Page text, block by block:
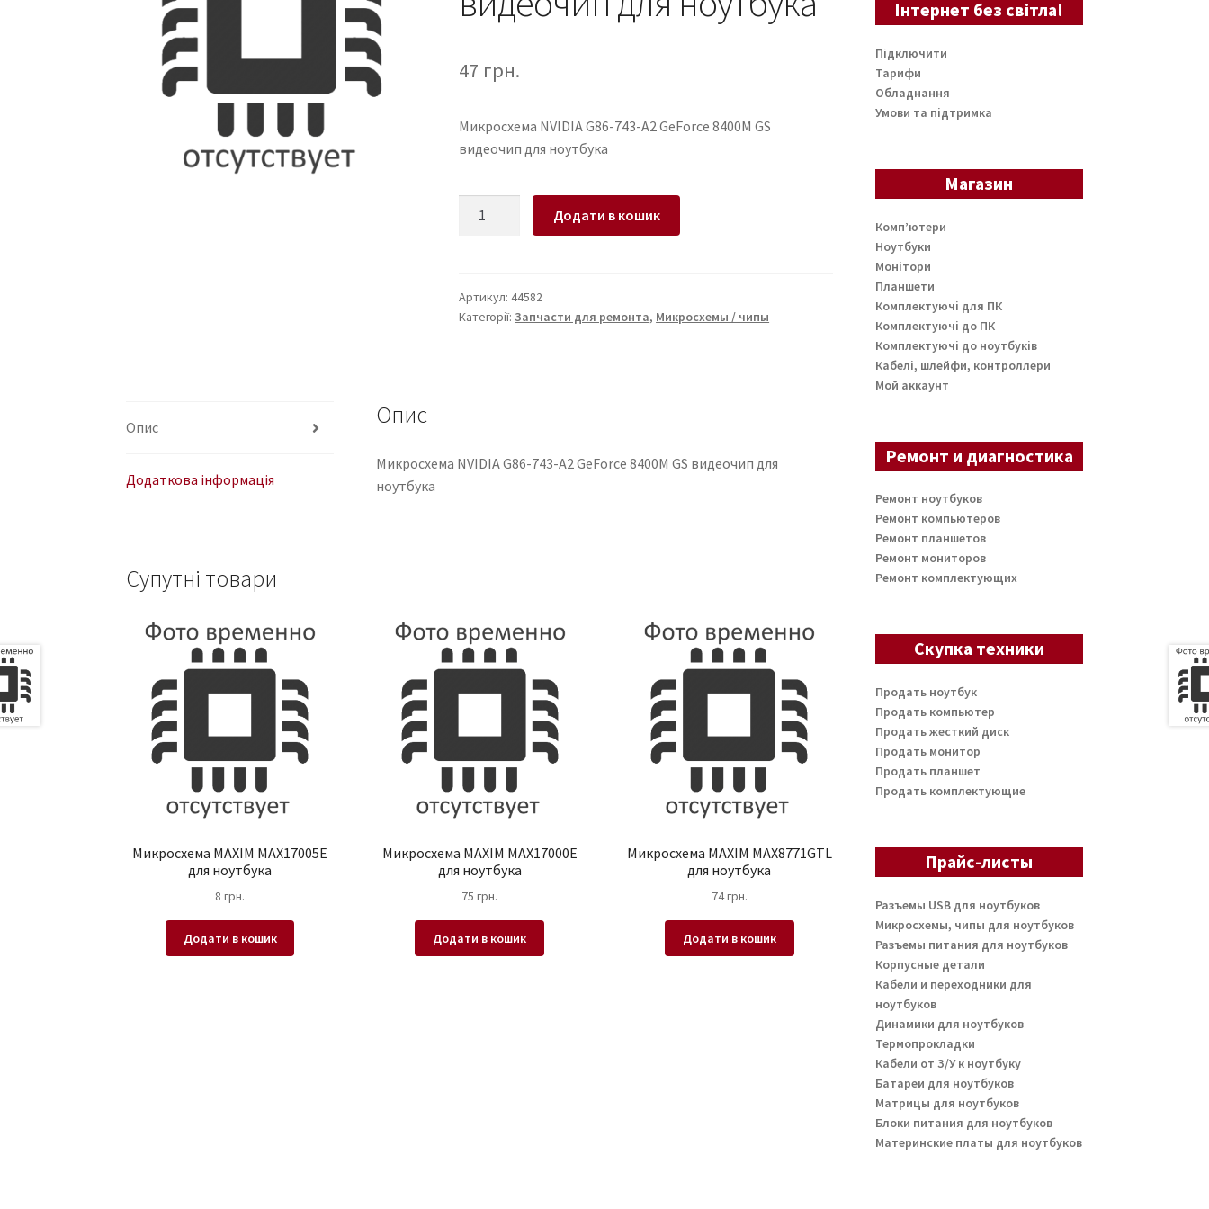
47 грн.
Микросхема NVIDIA G86-743-A2 GeForce 8400M GS
видеочип для ноутбука
A2
GeForce
Додати в кошик
Артикул:44582
Категорії:Запчасти для ремонта, Микросхемы / чипы
Опис
Додаткова інформація
Опис
Микросхема NVIDIA G86-743-A2 GeForce 8400M GS видеочип для
ноутбука
Супутні товари
Микросхема MAXIM MAX17005E
для ноутбука
8грн.
Додати в кошик
Микросхема MAXIM MAX17000E
для ноутбука
75грн.
Додати в кошик
Микросхема MAXIM MAX8771GTL
для ноутбука
74грн.
Додати в кошик
Інтернет без світла!
Підключити
Тарифи
Обладнання
Умови та підтримка
Магазин
Комп’ютери
Ноутбуки
Монітори
Планшети
Комплектуючі для ПК
Комплектуючі до ПК
Комплектуючі до ноутбуків
Кабелі, шлейфи, контроллери
Мой аккаунт
Ремонт и диагностика
Ремонт ноутбуков
Ремонт компьютеров
Ремонт планшетов
Ремонт мониторов
Ремонт комплектующих
Скупка техники
Продать ноутбук
Продать компьютер
Продать жесткий диск
Продать монитор
Продать планшет
Продать комплектующие
Прайс-листы
Разъемы USB для ноутбуков
Микросхемы, чипы для ноутбуков
Разъемы питания для ноутбуков
Корпусные детали
Кабели и переходники для
ноутбуков
Динамики для ноутбуков
Термопрокладки
Кабели от З/У к ноутбуку
Батареи для ноутбуков
Матрицы для ноутбуков
Блоки питания для ноутбуков
Материнские платы для ноутбуков